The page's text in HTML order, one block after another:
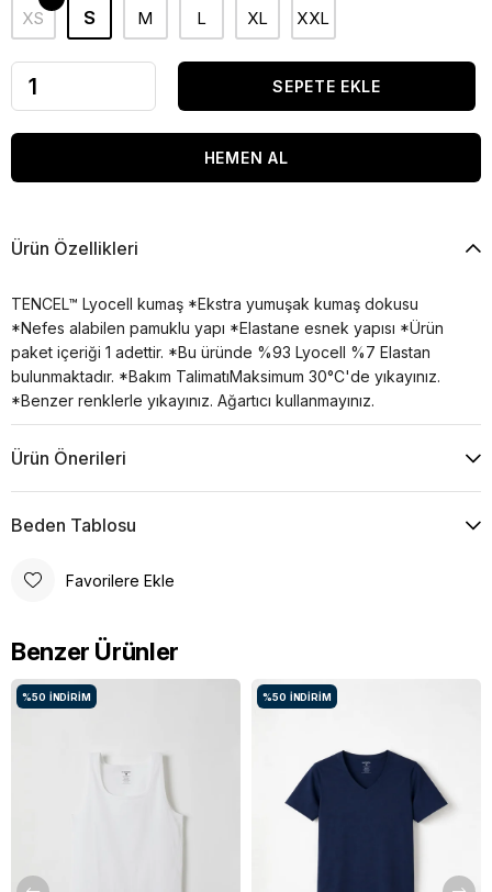
XS S M L XL XXL
Ürün Özellikleri
TENCEL™ Lyocell kumaş *Ekstra yumuşak kumaş dokusu
*Nefes alabilen pamuklu yapı *Elastane esnek yapısı *Ürün
paket içeriği 1 adettir. *Bu üründe %93 Lyocell %7 Elastan
bulunmaktadır. *Bakım TalimatıMaksimum 30°C'de yıkayınız.
*Benzer renklerle yıkayınız. Ağartıcı kullanmayınız.
Ürün Önerileri
Beden Tablosu
Favorilere Ekle
Benzer Ürünler
%50 İNDIRIM %50 İNDIRIM